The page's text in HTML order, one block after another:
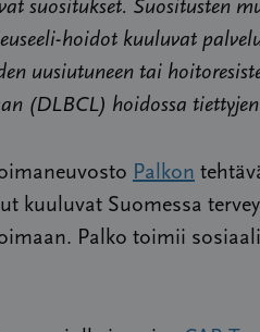
suositukset. Suositusten
hoidot kuuluvat
uusiutuneen tai
(DLBCL) hoidossa tiettyjen
Palkon
kuuluvat Suomessa
Palko toimii